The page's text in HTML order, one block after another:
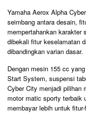
Yamaha Aerox Alpha
seimbang antara desain,
mempertahankan karakter
dibekali fitur keselamatan
dibandingkan varian dasar.
Dengan mesin 155 cc
Start System, suspensi
Cyber City menjadi pilihan
motor matic sporty terbaik
membayar lebih untuk